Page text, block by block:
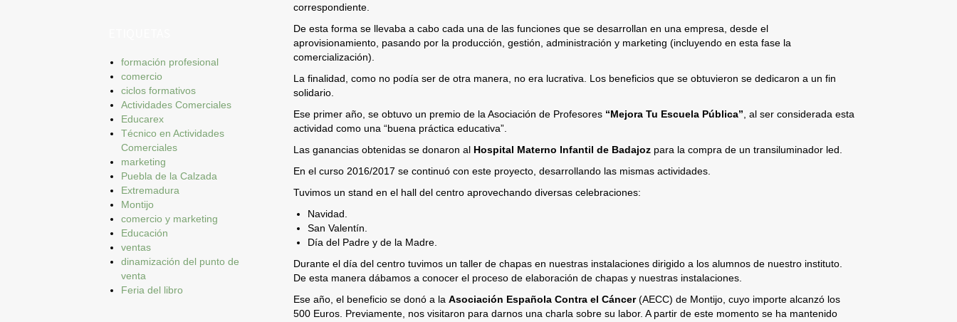
correspondiente.
De esta forma se llevaba a cabo cada una de las funciones que se desarrollan en una empresa, desde el
aprovisionamiento, pasando por la producción, gestión, administración y marketing (incluyendo en esta fase la
comercialización).
La finalidad, como no podía ser de otra manera, no era lucrativa. Los beneficios que se obtuvieron se dedicaron a un fin
solidario.
Ese primer año, se obtuvo un premio de la Asociación de Profesores “Mejora Tu Escuela Pública”, al ser considerada esta
actividad como una “buena práctica educativa”.
Las ganancias obtenidas se donaron al
Hospital Materno Infantil de Badajoz para la compra de un transiluminador led.
En el curso 2016/2017 se continuó con este proyecto, desarrollando las mismas actividades.
Tuvimos un stand en el hall del centro aprovechando diversas celebraciones:
Navidad.
San Valentín.
Día del Padre y de la Madre.
Durante el día del centro tuvimos un taller de chapas en nuestras instalaciones dirigido a los alumnos de nuestro instituto.
De esta manera dábamos a conocer el proceso de elaboración de chapas y nuestras instalaciones.
Ese año, el beneficio se donó a la Asociación Española Contra el Cáncer(AECC) de Montijo, cuyo importe alcanzó los
500 Euros. Previamente, nos visitaron para darnos una charla sobre su labor. A partir de este momento se ha mantenido
formación profesional
comercio
ciclos formativos
Actividades Comerciales
Educarex
Técnico en Actividades
Comerciales
marketing
Puebla de la Calzada
Extremadura
Montijo
comercio y marketing
Educación
ventas
dinamización del punto de
venta
Feria del libro